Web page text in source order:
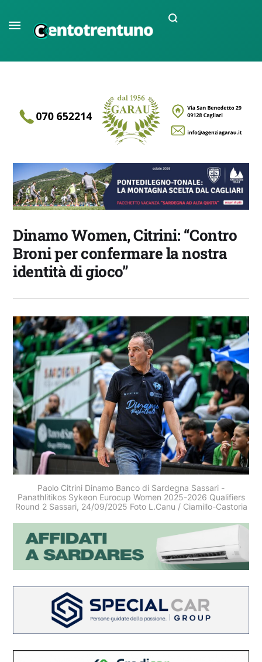
Dinamo Women, Citrini: “Contro
Broni per confermare la nostra
identità di gioco”
Paolo Citrini Dinamo Banco di Sardegna Sassari -
Panathlitikos Sykeon Eurocup Women 2025-2026 Qualifiers
Round 2 Sassari, 24/09/2025 Foto L.Canu / Ciamillo-Castoria